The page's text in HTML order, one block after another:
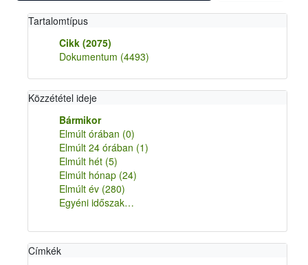
Tartalomtípus
Cikk (2075)
Dokumentum (4493)
Közzététel ideje
Bármikor
Elmúlt órában (0)
Elmúlt 24 órában (1)
Elmúlt hét (5)
Elmúlt hónap (24)
Elmúlt év (280)
Egyéni időszak…
Címkék